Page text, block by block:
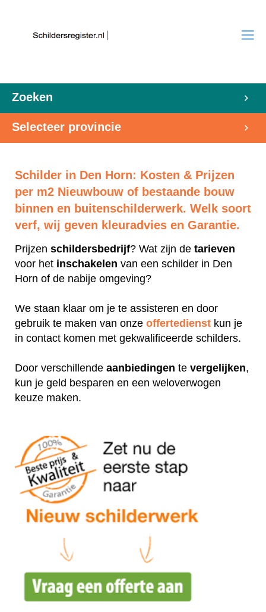
Zoeken
Selecteer provincie
Schilder in Den Horn: Kosten & Prijzen
per m2 Nieuwbouw of bestaande bouw
binnen en buitenschilderwerk. Welk soort
verf, wij geven kleuradvies en Garantie.
Prijzen schildersbedrijf? Wat zijn de tarieven
voor het inschakelen van een schilder in Den
Horn of de nabije omgeving?
We staan klaar om je te assisteren en door
gebruik te maken van onze offertedienst kun je
in contact komen met gekwalificeerde schilders.
Door verschillende aanbiedingen te vergelijken,
kun je geld besparen en een weloverwogen
keuze maken.